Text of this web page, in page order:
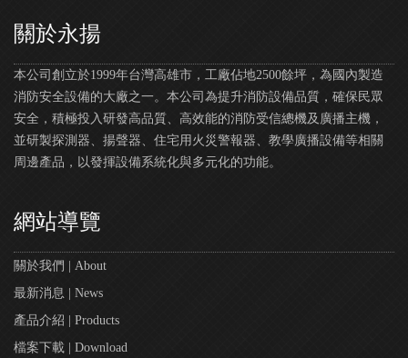
關於永揚
本公司創立於1999年台灣高雄市，工廠佔地2500餘坪，為國內製造
消防安全設備的大廠之一。本公司為提升消防設備品質，確保民眾
安全，積極投入研發高品質、高效能的消防受信總機及廣播主機，
並研製探測器、揚聲器、住宅用火災警報器、教學廣播設備等相關
周邊產品，以發揮設備系統化與多元化的功能。
網站導覽
關於我們 | About
最新消息 | News
產品介紹 | Products
檔案下載 | Download